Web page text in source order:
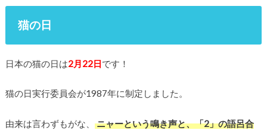
猫の日
日本の猫の日は2月22日です！
猫の日実行委員会が1987年に制定しました。
由来は言わずもがな、 ニャーという鳴き声と、「2」の語呂合